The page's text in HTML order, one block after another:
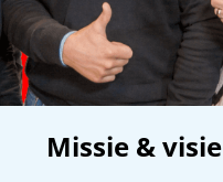
Missie & visie